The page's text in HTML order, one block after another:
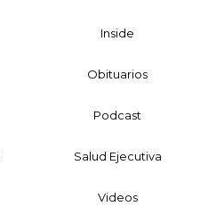
Inside
Obituarios
Podcast
Salud Ejecutiva
Videos